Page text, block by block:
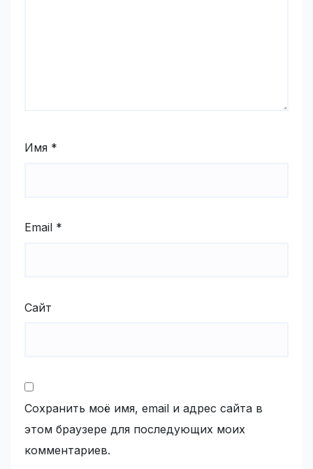
Имя *
Email *
Сайт
Сохранить моё имя, email и адрес сайта в
этом браузере для последующих моих
комментариев.